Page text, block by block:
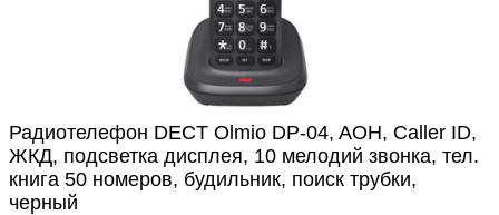
Радиотелефон DECT Olmio DP-04, AOH, Caller ID,
ЖКД, подсветка дисплея, 10 мелодий звонка, тел.
книга 50 номеров, будильник, поиск трубки,
черный